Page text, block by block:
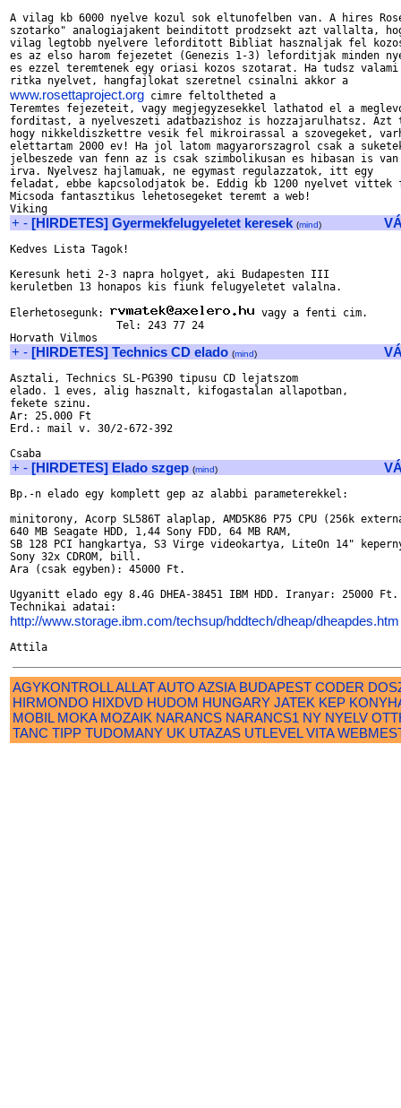
A vilag kb 6000 nyelve kozul sok eltunofelben van. A hires
szotarko" analogiajakent beinditott prodzsekt azt vallalta,
vilag legtobb nyelvere leforditott Bibliat hasznaljak fel kozos
es az elso harom fejezetet (Genezis 1-3) leforditjak minden
es ezzel teremtenek egy oriasi kozos szotarat. Ha tudsz valami
www.rosettaproject.org cimre feltoltheted a
Teremtes fejezeteit, vagy megjegyzesekkel lathatod el a
forditast, a nyelveszeti adatbazishoz is hozzajarulhatsz. Azt
hogy nikkeldiszkettre vesik fel mikroirassal a szovegeket,
elettartam 2000 ev! Ha jol latom magyarorszagrol csak a
jelbeszede van fenn az is csak szimbolikusan es hibasan is van
irva. Nyelvesz hajlamuak, ne egymast regulazzatok, itt egy
feladat, ebbe kapcsolodjatok be. Eddig kb 1200 nyelvet
Micsoda fantasztikus lehetosegeket teremt a web!
+ - [HIRDETES] Gyermekfelugyeletet keresek (mind)
Kedves Lista Tagok!
Keresunk heti 2-3 napra holgyet, aki Budapesten III
keruletben 13 honapos kis fiunk felugyeletet valalna.
Elerhetosegunk:
vagy a fenti cim.
                 Tel: 243 77 24
+ - [HIRDETES] Technics CD elado (mind)
Asztali, Technics SL-PG390 tipusu CD lejatszom
elado. 1 eves, alig hasznalt, kifogastalan allapotban,
fekete szinu.
Ar: 25.000 Ft
Erd.: mail v. 30/2-672-392
+ - [HIRDETES] Elado szgep (mind)
Bp.-n elado egy komplett gep az alabbi parameterekkel:
minitorony, Acorp SL586T alaplap, AMD5K86 P75 CPU (256k
640 MB Seagate HDD, 1,44 Sony FDD, 64 MB RAM,
SB 128 PCI hangkartya, S3 Virge videokartya, LiteOn 14"
Sony 32x CDROM, bill.
Ara (csak egyben): 45000 Ft.
Ugyanitt elado egy 8.4G DHEA-38451 IBM HDD. Iranyar: 25000 Ft.
http://www.storage.ibm.com/techsup/hddtech/dheap/dheapdes.htm
AGYKONTROLLALLATAUTO AZSIA BUDAPEST CODER
HIRMONDO HIXDVD HUDOM HUNGARY JATEK KEP
MOBIL MOKA MOZAIK NARANCS NARANCS1 NY NYELV
TANC TIPP TUDOMANY UK UTAZAS UTLEVEL VITA